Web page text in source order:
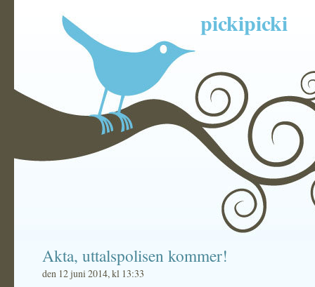
pickipicki
Akta, uttalspolisen kommer!
den 12 juni 2014, kl 13:33